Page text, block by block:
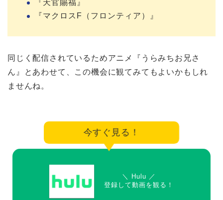
『天官賜福』
『マクロスF（フロンティア）』
同じく配信されているためアニメ『うらみちお兄さ
ん』とあわせて、この機会に観てみてもよいかもしれ
ませんね。
今すぐ見る！
＼ Hulu ／
登録して動画を観る！